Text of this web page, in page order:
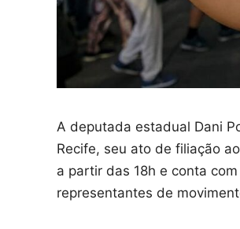
A deputada estadual Dani
Recife, seu ato de filiação
a partir das 18h e conta
representantes de